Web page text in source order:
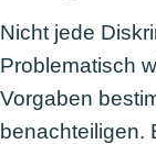
Nicht jede
Problematisch
Vorgaben
benachteiligen.